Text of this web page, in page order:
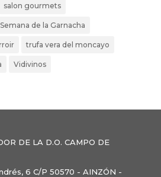
salon gourmets
Semana de la Garnacha
trufa vera del moncayo
Vidivinos
DE LA D.O. CAMPO DE
6 C/P 50570 - AINZÓN -